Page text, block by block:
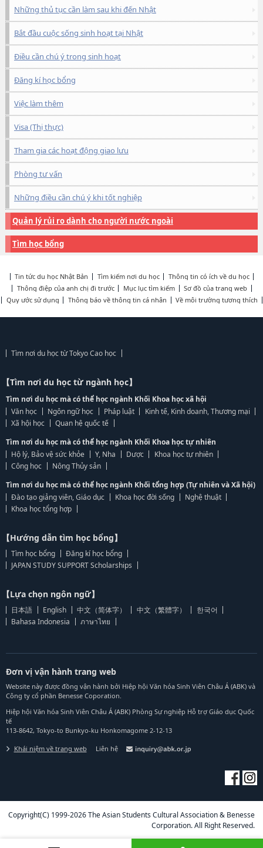
Những thủ tục cần làm sau khi đến Nhật
Bắt đầu cuộc sống sinh hoạt tại Nhật
Điều cần chú ý trong sinh hoạt
Đăng kí học bổng
Việc làm thêm
Visa (Thị thực)
Tham gia các hoạt động giao lưu
Phòng tư vấn
Những điều cần chú ý khi tốt nghiệp
Quản lý rủi ro dành cho người nước ngoài
Tìm học bổng
Tin tức du học Nhật Bản Tìm kiếm nơi du học
Thông tin có ích về du học
Thông điệp của anh chị đi trước
Mục lục tìm kiếm
Sơ đồ của trang web
Quy ước sử dụng
Thông báo về thông tin cá nhân Về môi trường tương thích
Tìm nơi du học từ Tokyo Cao học
【Tìm nơi du học từ ngành học】
Tìm nơi du học mà có thể học ngành Khối Khoa học xã hội
Văn học
Ngôn ngữ học Pháp luật
Kinh tế, Kinh doanh, Thương mại
Xã hội học
Quan hệ quốc tế
Tìm nơi du học mà có thể học ngành Khối Khoa học tự nhiên
Hộ lý, Bảo vệ sức khỏe
Y, Nha Dược
Khoa học tự nhiên
Công học
Nông Thủy sản
Tìm nơi du học mà có thể học ngành Khối tổng hợp (Tự nhiên và Xã hội)
Đào tạo giảng viên, Giáo dục
Khoa học đời sống
Nghệ thuật
Khoa học tổng hợp
【Hướng dẫn tìm học bổng】
Tìm học bổng
Đăng kí học bổng
JAPAN STUDY SUPPORT Scholarships
【Lựa chọn ngôn ngữ】
日本語 English 中文（简体字） 中文（繁體字）
한국어
Bahasa Indonesia
ภาษาไทย
Đơn vị vận hành trang web
Website này được đồng vận hành bởi Hiệp hội Văn hóa Sinh Viên Châu Á (ABK) và
Công ty cổ phần Benesse Coporation.
Hiệp hội Văn hóa Sinh Viên Châu Á (ABK) Phòng Sự nghiệp Hỗ trợ Giáo dục Quốc
tế
113-8642, Tokyo-to Bunkyo-ku Honkomagome 2-12-13
Khái niệm về trang web Liên hệ
Copyright(C) 1999-2026 The Asian Students Cultural Association & Benesse
Corporation. All Right Reserved.